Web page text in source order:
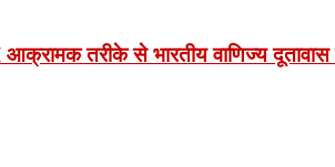
तरीके से भारतीय वाणिज्य दूतावास